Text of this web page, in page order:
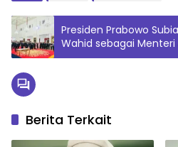
Presiden Prabowo
Wahid sebagai Menteri
Istana Negara
Berita Terkait